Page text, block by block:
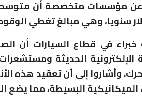
سنويا، وهي مبالغ تغطي
في قطاع السيارات أن
الإلكترونية الحديثة
وأشاروا إلى أن تعقيد هذه
الميكانيكية البسيطة، مما يضع